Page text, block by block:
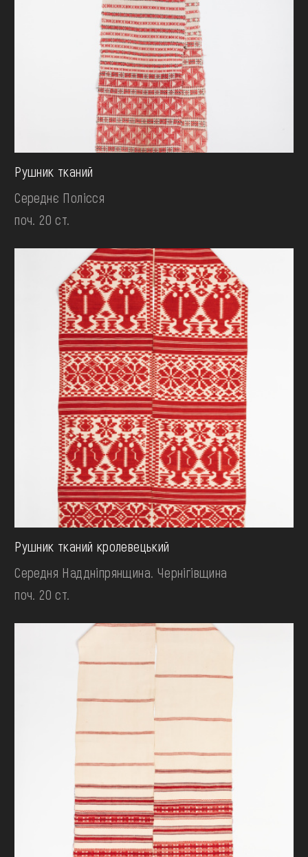
Рушник тканий
Середнє Полісся
поч. 20 ст.
Рушник тканий кролевецький
Середня Наддніпрянщина. Чернігівщина
поч. 20 ст.